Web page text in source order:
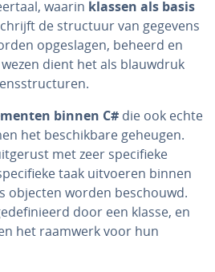
waarin klassen als basis
de structuur van gegevens
op­ge­sla­gen, beheerd en
dient het als blauwdruk
binnen C# die ook echte
het be­schik­ba­re geheugen.
met zeer spe­ci­fie­ke
taak uitvoeren binnen
objecten worden beschouwd.
door een klasse, en
het raamwerk voor hun